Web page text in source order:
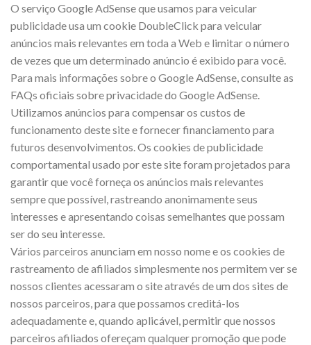
O serviço Google AdSense que usamos para veicular
publicidade usa um cookie DoubleClick para veicular
anúncios mais relevantes em toda a Web e limitar o número
de vezes que um determinado anúncio é exibido para você.
Para mais informações sobre o Google AdSense, consulte as
FAQs oficiais sobre privacidade do Google AdSense.
Utilizamos anúncios para compensar os custos de
funcionamento deste site e fornecer financiamento para
futuros desenvolvimentos. Os cookies de publicidade
comportamental usado ​​por este site foram projetados para
garantir que você forneça os anúncios mais relevantes
sempre que possível, rastreando anonimamente seus
interesses e apresentando coisas semelhantes que possam
ser do seu interesse.
Vários parceiros anunciam em nosso nome e os cookies de
rastreamento de afiliados simplesmente nos permitem ver se
nossos clientes acessaram o site através de um dos sites de
nossos parceiros, para que possamos creditá-los
adequadamente e, quando aplicável, permitir que nossos
parceiros afiliados ofereçam qualquer promoção que pode